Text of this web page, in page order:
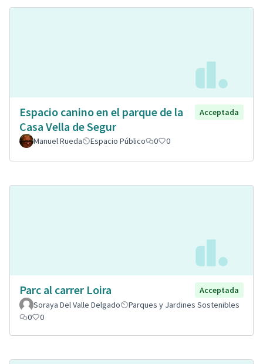
Espacio canino en el parque de la
Casa Vella de Segur
Acceptada
Manuel Rueda Espacio Público 0 0
Parc al carrer Loira
Acceptada
Soraya Del Valle Delgado
Parques y Jardines Sostenibles
0
0